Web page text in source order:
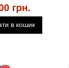
грн.
в кошик